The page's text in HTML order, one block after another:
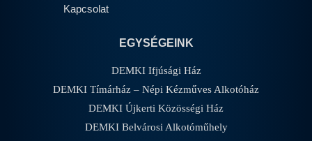
Kapcsolat
EGYSÉGEINK
DEMKI Ifjúsági Ház
DEMKI Tímárház – Népi Kézműves Alkotóház
DEMKI Újkerti Közösségi Ház
DEMKI Belvárosi Alkotóműhely